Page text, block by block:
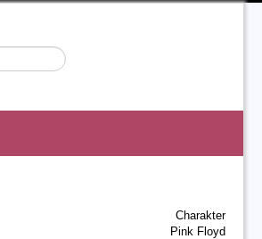
Charakter
Pink Floyd